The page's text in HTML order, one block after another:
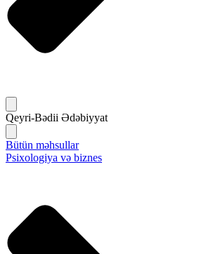
Qeyri-Bədii Ədəbiyyat
Bütün məhsullar
Psixologiya və biznes